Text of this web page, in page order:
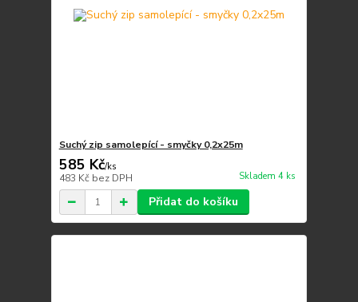
Suchý zip samolepící - smyčky 0,2x25m
585 Kč/ks
483 Kč bez DPH Skladem 4 ks
Přidat do košíku